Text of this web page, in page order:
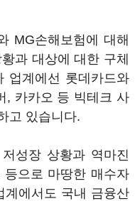
MG손해보험에 대해
과 대상에 대한 구체
업계에선 롯데카드와
, 카카오 등 빅테크 사
고 있습니다.
성장 상황과 역마진
으로 마땅한 매수자
계에서도 국내 금융산